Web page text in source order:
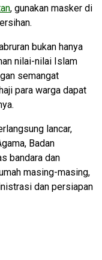
, gunakan masker di
bukan hanya
nilai-nilai Islam
semangat
para warga dapat
lancar,
Badan
bandara dan
masing-masing,
dan persiapan